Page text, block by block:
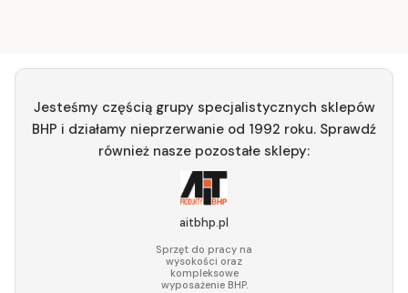
Jesteśmy częścią grupy specjalistycznych sklepów
BHP i działamy nieprzerwanie od 1992 roku. Sprawdź
również nasze pozostałe sklepy:
aitbhp.pl
Sprzęt do pracy na
wysokości oraz
kompleksowe
wyposażenie BHP.